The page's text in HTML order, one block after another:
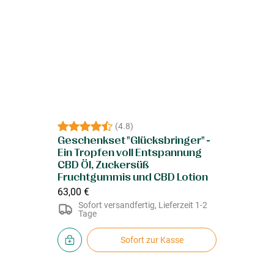
(4.8)
Geschenkset "Glücksbringer" -
Ein Tropfen voll Entspannung
CBD Öl, Zuckersüß
Fruchtgummis und CBD Lotion
63,00 €
Sofort versandfertig, Lieferzeit 1-2
Tage
Sofort zur Kasse